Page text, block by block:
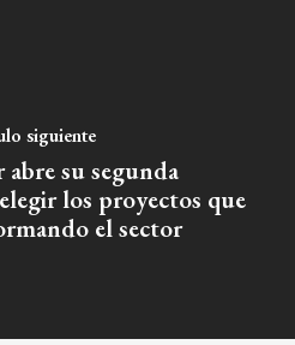
siguiente
su segunda
los proyectos que
el sector